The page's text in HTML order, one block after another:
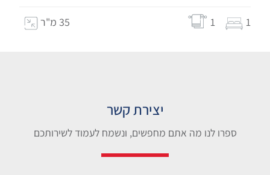
1
1 35 מ"ר
יצירת קשר
ספרו לנו מה אתם מחפשים, ונשמח לעמוד לשירותכם